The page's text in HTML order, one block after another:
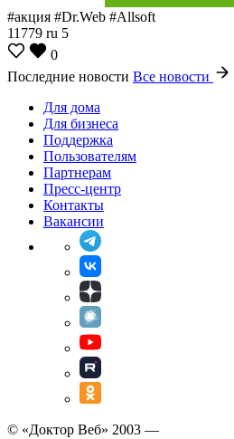
#акция #Dr.Web #Allsoft
11779 ru 5
0
Последние новости Все новости
Для дома
Для бизнеса
Поддержка
Пользователям
Партнерам
Пресс-центр
Контакты
Вакансии
© «Доктор Веб» 2003 —